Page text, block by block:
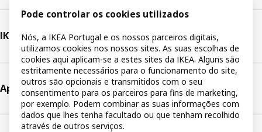
IKEA
Apoio ao cliente
Pode controlar os cookies utilizados
Nós, a IKEA Portugal e os nossos parceiros digitais,
utilizamos cookies nos nossos sites. As suas escolhas de
cookies aqui aplicam-se a estes sites da IKEA. Alguns são
estritamente necessários para o funcionamento do site,
outros são opcionais e transmitidos com o seu
consentimento para os parceiros para fins de marketing,
por exemplo. Podem combinar as suas informações com
dados que lhes tenha facultado ou que tenham recolhido
através de outros serviços.